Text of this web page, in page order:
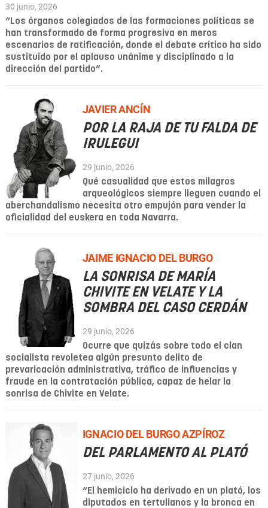
30 junio, 2026
“Los órganos colegiados de las formaciones políticas se
han transformado de forma progresiva en meros
escenarios de ratificación, donde el debate crítico ha sido
sustituido por el aplauso unánime y disciplinado a la
dirección del partido”.
JAVIER ANCÍN
POR LA RAJA DE TU FALDA DE
IRULEGUI
29 junio, 2026
Qué casualidad que estos milagros
arqueológicos siempre lleguen cuando el
aberchandalismo necesita otro empujón para vender la
oficialidad del euskera en toda Navarra.
JAIME IGNACIO DEL BURGO
LA SONRISA DE MARÍA
CHIVITE EN VELATE Y LA
SOMBRA DEL CASO CERDÁN
29 junio, 2026
Ocurre que quizás sobre todo el clan
socialista revoletea algún presunto delito de
prevaricación administrativa, tráfico de influencias y
fraude en la contratación pública, capaz de helar la
sonrisa de Chivite en Velate.
IGNACIO DEL BURGO AZPÍROZ
DEL PARLAMENTO AL PLATÓ
27 junio, 2026
“El hemiciclo ha derivado en un plató, los
diputados en tertulianos y la bronca en